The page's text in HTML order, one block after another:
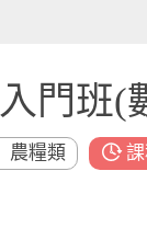
門班(
農糧類